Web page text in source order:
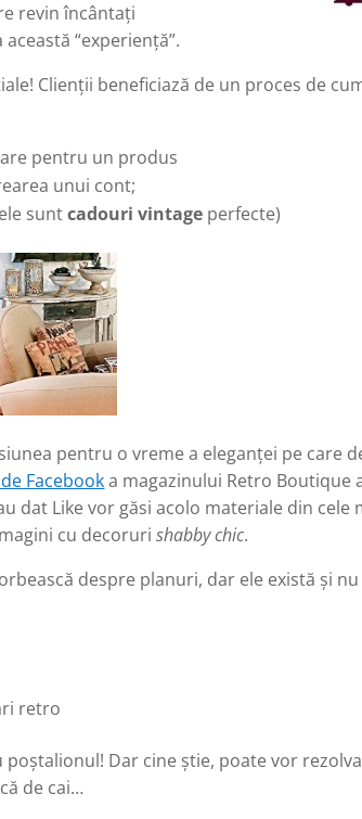
revin încântaţi
“experienţă”.
Clienţii beneficiază de un proces de
pentru un produs
unui cont;
suntcadouri vintage perfecte)
pentru o vreme a eleganţei pe care
Facebooka magazinului Retro Boutique
dat Like vor găsi acolo materiale din cele
cu decoruri shabby chic.
despre planuri, dar ele există şi
retro
Dar cine știe, poate vor
de cai…